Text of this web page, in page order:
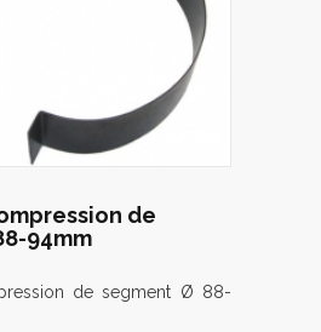
de
94mm
de segment Ø 88-